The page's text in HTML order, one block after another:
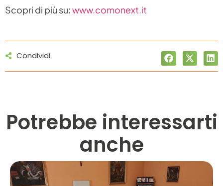
Scopri di più su:www.comonext.it
Condividi
Potrebbe interessarti
anche